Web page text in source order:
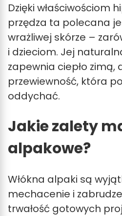
Dzięki właściwościom
przędza ta polecana
wrażliwej skórze –
i dzieciom. Jej
zapewnia ciepło zimą,
przewiewność, która
oddychać.
Jakie zalety
alpakowe?
Włókna alpaki są
mechacenie i
trwałość gotowych